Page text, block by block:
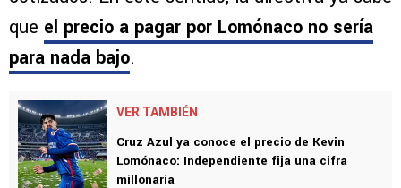
destacados de aquella liga y,
consecuentemente, también uno de los más
cotizados. En este sentido, la directiva ya sabe
queel precio a pagar por Lomónaco no sería
para nada bajo.